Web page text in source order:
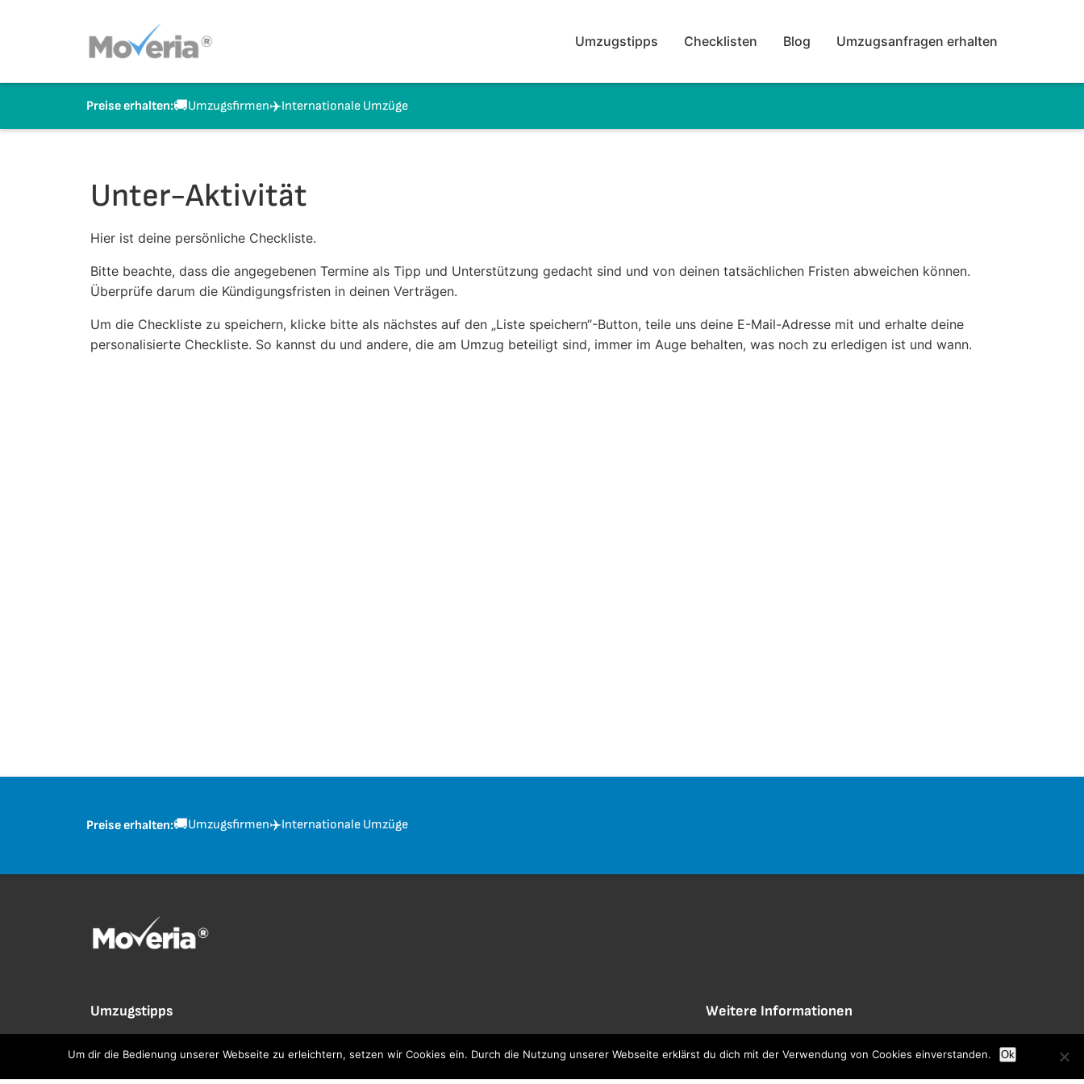
Umzugstipps Checklisten Blog Umzugsanfragen erhalten
Preise erhalten:🚚Umzugsfirmen✈️Internationale Umzüge
Unter-Aktivität
Hier ist deine persönliche Checkliste.
Bitte beachte, dass die angegebenen Termine als Tipp und Unterstützung gedacht sind und von deinen tatsächlichen Fristen abweichen können.
Überprüfe darum die Kündigungsfristen in deinen Verträgen.
Um die Checkliste zu speichern, klicke bitte als nächstes auf den „Liste speichern“-Button, teile uns deine E-Mail-Adresse mit und erhalte deine
personalisierte Checkliste. So kannst du und andere, die am Umzug beteiligt sind, immer im Auge behalten, was noch zu erledigen ist und wann.
Preise erhalten:🚚Umzugsfirmen✈️Internationale Umzüge
Umzugstipps
1 Monat bis zum Umzug
2 Wochen bis zum Umzug
Weitere Informationen
Nutzungsbedingungen / Datenschutzerklärung
Um dir die Bedienung unserer Webseite zu erleichtern, setzen wir Cookies ein. Durch die Nutzung unserer Webseite erklärst du dich mit der Verwendung von Cookies einverstanden. Ok